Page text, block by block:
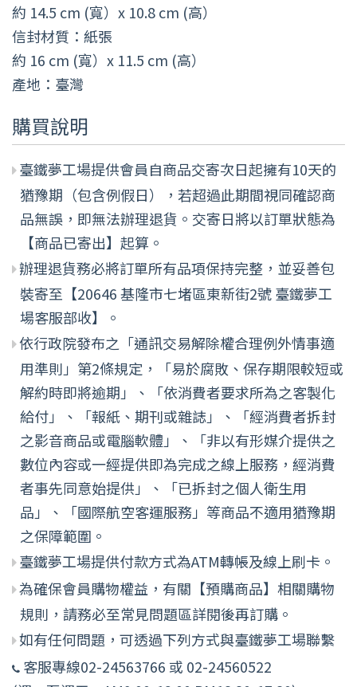
約 14.5 cm (寬）x 10.8 cm (高）
信封材質：紙張
約 16 cm (寬）x 11.5 cm (高）
產地：臺灣
購買說明
臺鐵夢工場提供會員自商品交寄次日起擁有10天的
猶豫期（包含例假日），若超過此期間視同確認商
品無誤，即無法辦理退貨。交寄日將以訂單狀態為
【商品已寄出】起算。
辦理退貨務必將訂單所有品項保持完整，並妥善包
裝寄至【20646 基隆市七堵區東新街2號 臺鐵夢工
場客服部收】。
依行政院發布之「通訊交易解除權合理例外情事適
用準則」第2條規定，「易於腐敗、保存期限較短或
解約時即將逾期」、「依消費者要求所為之客製化
給付」、「報紙、期刊或雜誌」、「經消費者拆封
之影音商品或電腦軟體」、「非以有形媒介提供之
數位內容或一經提供即為完成之線上服務，經消費
者事先同意始提供」、「已拆封之個人衛生用
品」、「國際航空客運服務」等商品不適用猶豫期
之保障範圍。
臺鐵夢工場提供付款方式為ATM轉帳及線上刷卡。
為確保會員購物權益，有關【預購商品】相關購物
規則，請務必至常見問題區詳閱後再訂購。
如有任何問題，可透過下列方式與臺鐵夢工場聯繫
客服專線02-24563766 或 02-24560522